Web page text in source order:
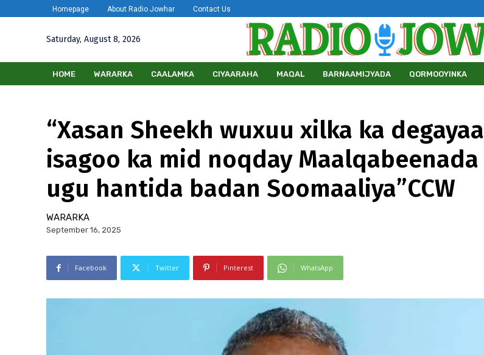
Homepage About Radio Jowhar Contact Us
Saturday, August 8, 2026
HOME WARARKA CAALAMKA CIYAARAHA MAQAL BARNAAMIJYADA QORMOOYINKA
“Xasan Sheekh wuxuu xilka ka degayaa
isagoo ka mid noqday Maalqabeenada
ugu hantida badan Soomaaliya”CCW
WARARKA
September 16, 2025
Facebook Twitter Pinterest WhatsApp